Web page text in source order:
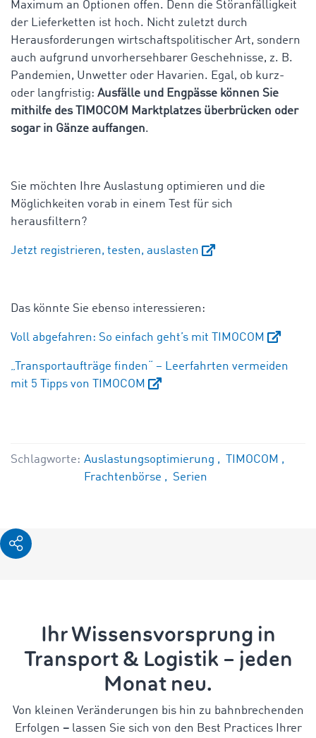
Maximum an Optionen offen. Denn die Störanfälligkeit
der Lieferketten ist hoch. Nicht zuletzt durch
Herausforderungen wirtschaftspolitischer Art, sondern
auch aufgrund unvorhersehbarer Geschehnisse, z. B.
Pandemien, Unwetter oder Havarien. Egal, ob kurz-
oder langfristig: Ausfälle und Engpässe können Sie
mithilfe des TIMOCOM Marktplatzes überbrücken oder
sogar in Gänze auffangen.
Sie möchten Ihre Auslastung optimieren und die
Möglichkeiten vorab in einem Test für sich
herausfiltern?
Jetzt registrieren, testen, auslasten
Das könnte Sie ebenso interessieren:
Voll abgefahren: So einfach geht’s mit TIMOCOM
„Transportaufträge finden“ – Leerfahrten vermeiden
mit 5 Tipps von TIMOCOM
Schlagworte: Auslastungsoptimierung
TIMOCOM
Frachtenbörse
Serien
Ihr Wissensvorsprung in
Transport & Logistik – jeden
Monat neu.
Von kleinen Veränderungen bis hin zu bahnbrechenden
Erfolgen –lassen Sie sich von den Best Practices Ihrer